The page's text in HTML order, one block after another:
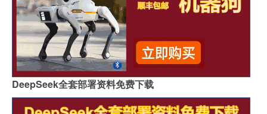
DeepSeek全套部署资料免费下载